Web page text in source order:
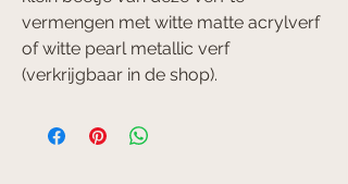
vermengen met witte matte acrylverf
of witte pearl metallic verf
(verkrijgbaar in de shop).